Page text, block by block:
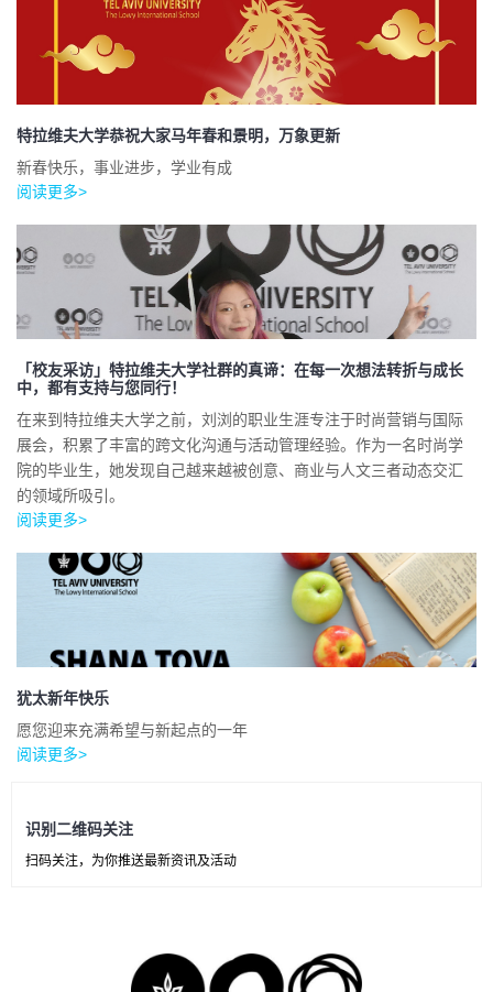
特拉维夫大学恭祝大家马年春和景明，万象更新
新春快乐，事业进步，学业有成
阅读更多>
「校友采访」特拉维夫大学社群的真谛：在每一次想法转折与成长
中，都有支持与您同行！
在来到特拉维夫大学之前，刘浏的职业生涯专注于时尚营销与国际
展会，积累了丰富的跨文化沟通与活动管理经验。作为一名时尚学
院的毕业生，她发现自己越来越被创意、商业与人文三者动态交汇
的领域所吸引。
阅读更多>
犹太新年快乐
愿您迎来充满希望与新起点的一年
阅读更多>
识别二维码关注
扫码关注，为你推送最新资讯及活动